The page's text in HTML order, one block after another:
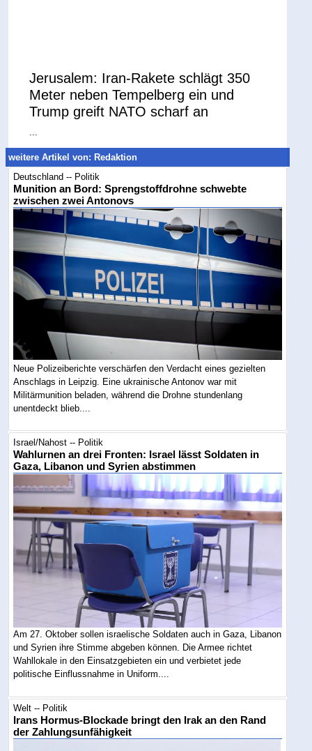
Jerusalem: Iran-Rakete schlägt 350
Meter neben Tempelberg ein und
Trump greift NATO scharf an
weitere Artikel von: Redaktion
Deutschland -- Politik
Munition an Bord: Sprengstoffdrohne schwebte
zwischen zwei Antonovs
Neue Polizeiberichte verschärfen den Verdacht eines gezielten
Anschlags in Leipzig. Eine ukrainische Antonov war mit
Militärmunition beladen, während die Drohne stundenlang
unentdeckt blieb....
Israel/Nahost -- Politik
Wahlurnen an drei Fronten: Israel lässt Soldaten in
Gaza, Libanon und Syrien abstimmen
Am 27. Oktober sollen israelische Soldaten auch in Gaza, Libanon
und Syrien ihre Stimme abgeben können. Die Armee richtet
Wahllokale in den Einsatzgebieten ein und verbietet jede
politische Einflussnahme in Uniform....
Welt -- Politik
Irans Hormus-Blockade bringt den Irak an den Rand
der Zahlungsunfähigkeit